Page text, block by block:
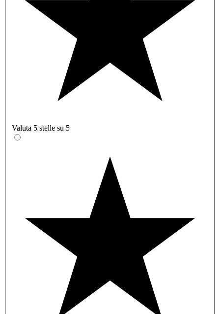
Valuta 5 stelle su 5